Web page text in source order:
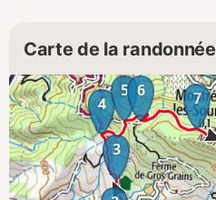
Carte de la randonnée
3
4
5 6 7